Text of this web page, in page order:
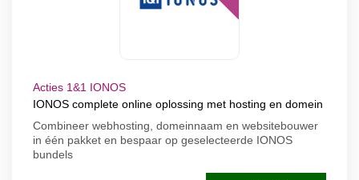
Acties 1&1 IONOS
IONOS complete online oplossing met hosting en domein
Combineer webhosting, domeinnaam en websitebouwer
in één pakket en bespaar op geselecteerde IONOS
bundels